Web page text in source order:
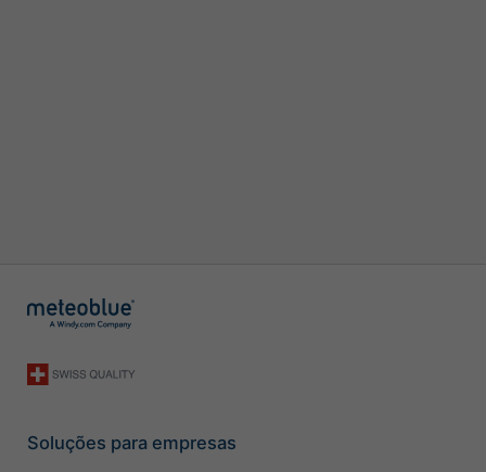
Soluções para empresas